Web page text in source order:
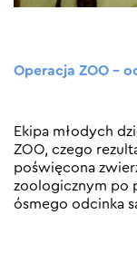
Operacja ZOO –
Ekipa młodych
ZOO, czego
poświęcona
zoologicznym po
ósmego odcinka